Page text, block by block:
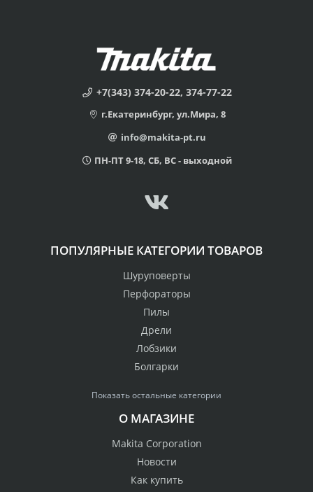
+7(343) 374-20-22, 374-77-22
г.Екатеринбург, ул.Мира, 8
info@makita-pt.ru
ПН-ПТ 9-18, СБ, ВС - выходной
ПОПУЛЯРНЫЕ КАТЕГОРИИ ТОВАРОВ
Шуруповерты
Перфораторы
Пилы
Дрели
Лобзики
Болгарки
Показать остальные категории
О МАГАЗИНЕ
Makita Corporation
Новости
Как купить